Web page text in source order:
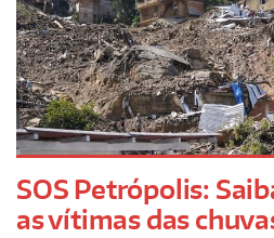
SOS Petrópolis:
as vítimas das